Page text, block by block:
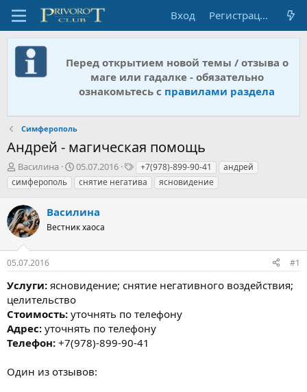
Вход Регистрация
Перед открытием новой темы / отзыва о
маге или гадалке - обязательно
ознакомьтесь с правилами раздела
Симферополь
Андрей - магическая помощь
А
в
т
о
р
т
е
м
ы
Василина
Д
а
т
н
а
а
05.07.2016
Т
е
г
+7(978)-899-90-41
андрей
симферополь
снятие негатива ясновидение
Василина
Вестник хаоса
05.07.2016 #1
Услуги: ясновидение; снятие негативного воздействия;
целительство
Стоимость: уточнять по телефону
Адрес: уточнять по телефону
Телефон: +7(978)-899-90-41
Один из отзывов: